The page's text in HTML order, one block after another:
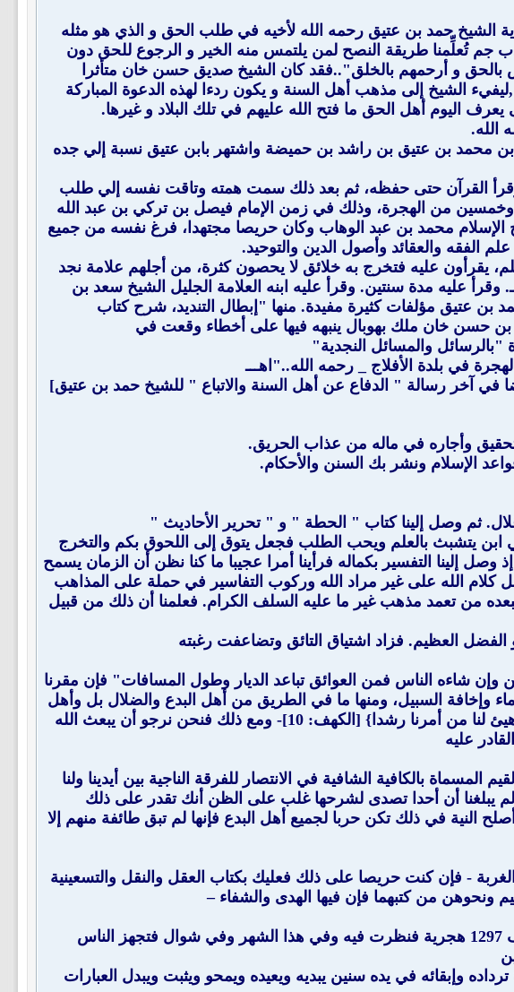
الشيخ حمد بن عتيق رحمه الله لأخيه في طلب الحق و الذي هو مثله
جم تُعلِّمنا طريقة النصح لمن يلتمس منه الخير و الرجوع للحق دون
بالحق و أرحمهم بالخلق"..فقد كان الشيخ صديق حسن خان متأثرا
الشيخ إلى مذهب أهل السنة و يكون ردءا لهذه الدعوة المباركة
اليوم أهل الحق ما فتح الله عليهم في تلك البلاد و غيرها.
الله.
الشيخ حمد بن علي بن محمد بن عتيق بن راشد بن حميضة واشتهر بابن عتيق نسبة إلي جده
القرآن حتى حفظه، ثم بعد ذلك سمت همته وتاقت نفسه إلي طلب
من الهجرة، وذلك في زمن الإمام فيصل بن تركي بن عبد الله
محمد بن عبد الوهاب وكان حريصا مجتهدا، فرغ نفسه من جميع
والعقائد وأصول الدين والتوحيد.
يقرأون عليه فتخرج به خلائق لا يحصون كثرة، من أجلهم علامة نجد
الديني في زمنه الشيخ عبد الله ابن الشيخ عبد اللطيف، رحل إليه في بلدة الأفلاج عام 1294هـ. وقرأ عليه مدة سنتين. وقرأ عليه ابنه العلامة الجليل الشيخ سعد بن
بن عتيق مؤلفات كثيرة مفيدة. منها "إبطال التنديد، شرح كتاب
بن حسن خان ملك بهوبال ينبهه فيها على أخطاء وقعت في
والمسائل النجدية"
حمد العتيق [و قد طبعت أيضا في آخر رسالة " الدفاع عن أهل السنة والاتباع " للشيخ حمد بن عتيق]
وأجاره في ماله من عذاب الحريق.
الإسلام ونشر بك السنن والأحكام.
ثم وصل إلينا كتاب " الحطة " و " تحرير الأحاديث "
ابن يتشبث بالعلم ويحب الطلب فجعل يتوق إلى اللحوق بكم والتخرج
إلينا التفسير بكماله فرأينا أمرا عجيبا ما كنا نظن أن الزمان يسمح
كلام الله على غير مراد الله وركوب التفاسير في حملة على المذاهب
من تعمد مذهب غير ما عليه السلف الكرام. فعلمنا أن ذلك من قبيل
العظيم. فزاد اشتياق التائق وتضاعفت رغبته
شاءه الناس فمن العوائق تباعد الديار وطول المسافات" فإن مقرنا
وإخافة السبيل، ومنها ما في الطريق من أهل البدع والضلال بل وأهل
الشرك من رافضي وجهمي إلى معتزلي ونحوهم وكلهم أعداء قاتلهم الله - {ربنا آتنا من لدنك رحمة وهيئ لنا من أمرنا رشدا} [الكهف: 10]- ومع ذلك فنحن نرجو أن يبعث الله
عليه
بالكافية الشافية في الانتصار للفرقة الناجية بين أيدينا ولنا
ولم يبلغنا أن أحدا تصدى لشرحها غلب على الظن أنك تقدر على ذلك
في ذلك تكن حربا لجميع أهل البدع فإنها لم تبق طائفة منهم إلا
- فإن كنت حريصا على ذلك فعليك بكتاب العقل والنقل والتسعينية
ونحوهن من كتبهما فإن فيها الهدى والشفاء –
ولنا مقصد رابع مهم وهو أن هذا التفسير العظيم وصل إلينا في شعبان سنة سبع وتسعين ومائتين وألف 1297 هجرية فنظرت فيه وفي هذا الشهر وفي شوال فتجهز الناس
وإبقائه في يده سنين يبديه ويعيده ويمحو ويثبت ويبدل العبارات